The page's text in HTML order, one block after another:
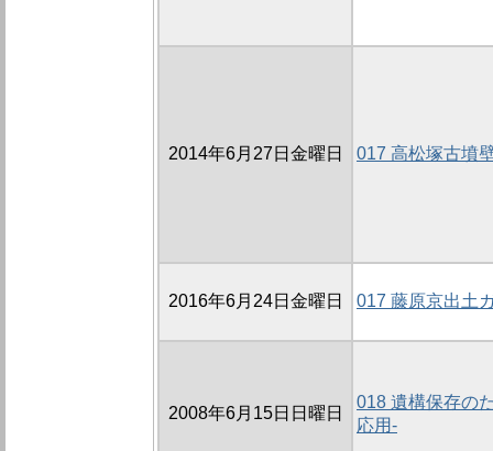
2014年6月27日金曜日 017 高松塚古墳
2016年6月24日金曜日 017 藤原京出土
2008年6月15日日曜日
018 遺構保存の
応用-